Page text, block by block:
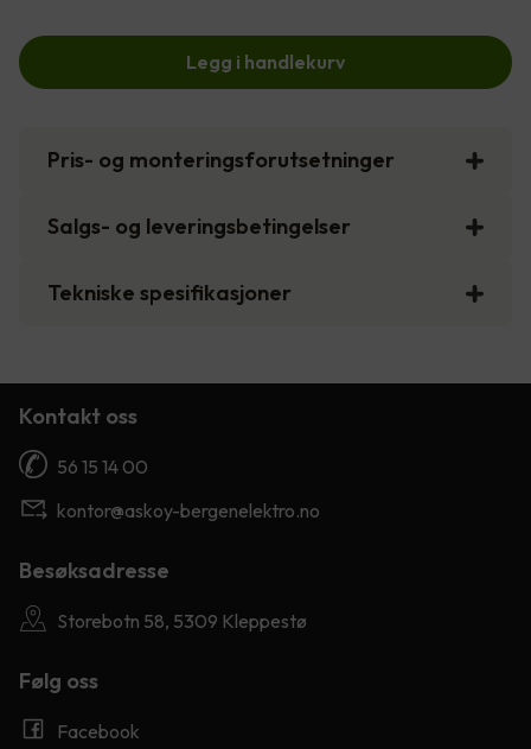
Legg i handlekurv
Pris- og monteringsforutsetninger
Salgs- og leveringsbetingelser
Tekniske spesifikasjoner
Kontakt oss
56 15 14 00
kontor@askoy-bergenelektro.no
Besøksadresse
Storebotn 58, 5309 Kleppestø
Følg oss
Facebook